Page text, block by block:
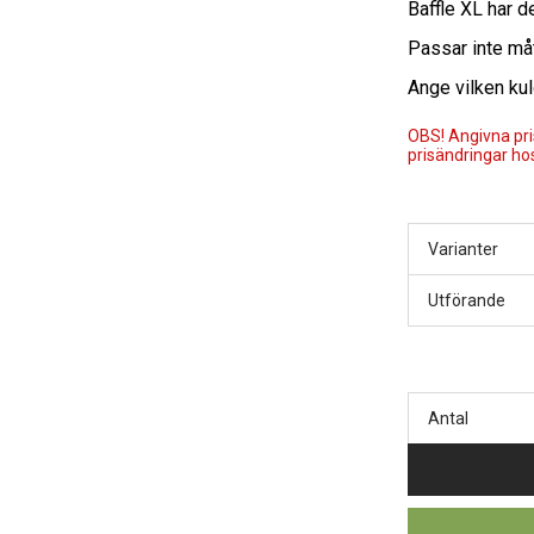
Baffle XL har
Passar inte
Ange vilken
OBS! Angivna
prisändringar
Varianter
Utförande
Antal